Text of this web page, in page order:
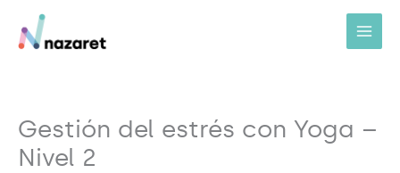
contenido
Gestión del estrés con Yoga –
Nivel 2